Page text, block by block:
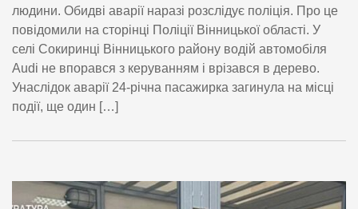
людини. Обидві аварії наразі розслідує поліція. Про це
повідомили на сторінці Поліції Вінницької області. У
селі Сокиринці Вінницького району водій автомобіля
Audi не впорався з керуванням і врізався в дерево.
Унаслідок аварії 24-річна пасажирка загинула на місці
події, ще один […]